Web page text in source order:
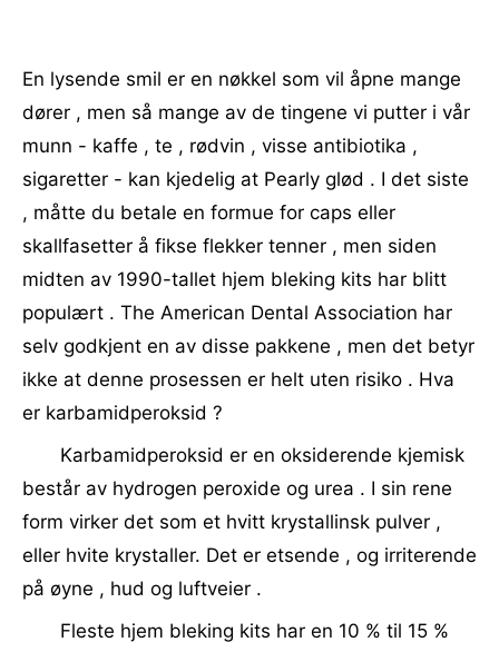
En lysende smil er en nøkkel som vil åpne mange
dører , men så mange av de tingene vi putter i vår
munn - kaffe , te , rødvin , visse antibiotika ,
sigaretter - kan kjedelig at Pearly glød . I det siste
, måtte du betale en formue for caps eller
skallfasetter å fikse flekker tenner , men siden
midten av 1990-tallet hjem bleking kits har blitt
populært . The American Dental Association har
selv godkjent en av disse pakkene , men det betyr
ikke at denne prosessen er helt uten risiko . Hva
er karbamidperoksid ?
Karbamidperoksid er en oksiderende kjemisk
består av hydrogen peroxide og urea . I sin rene
form virker det som et hvitt krystallinsk pulver ,
eller hvite krystaller. Det er etsende , og irriterende
på øyne , hud og luftveier .
Fleste hjem bleking kits har en 10 % til 15 %